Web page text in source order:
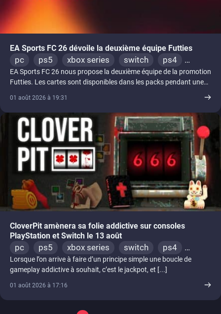
EA Sports FC 26 dévoile la deuxième équipe Futties
pc ps5 xbox series switch
ps4
xbox one
switch 2
EA Sports FC 26 nous propose la deuxième équipe de la promotion
Futties. Les cartes sont disponibles dans les packs pendant une
01 août 2026 à 19:31
CloverPit amènera sa folie addictive sur consoles
PlayStation et Switch le 13 août
pc ps5 xbox series switch
ps4
xbox one
switch 2
Lorsque l’on arrive à faire d’un principe simple une boucle de
gameplay addictive à souhait, c’est le jackpot, et [...]
01 août 2026 à 17:16